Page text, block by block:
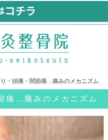
・頭痛・関節痛…痛みのメカニズム
痛…痛みのメカニズム